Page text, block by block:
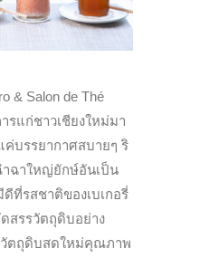
& Salon de Thé
รแก่ชาวเชียงใหม่มา
บรรยากาศสบายๆ ริ
ำฉาใหญ่ยักษ์อันเป็น
ที่รสชาติของเบเกอรี่
สรรวัตถุดิบอย่าง
วัตถุดิบสดใหม่คุณภาพ